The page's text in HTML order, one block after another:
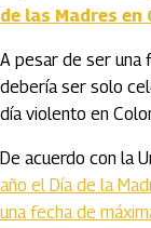
de las Madres en
A pesar de ser una
debería ser solo
día violento en
De acuerdo con la
año el Día de la
una fecha de